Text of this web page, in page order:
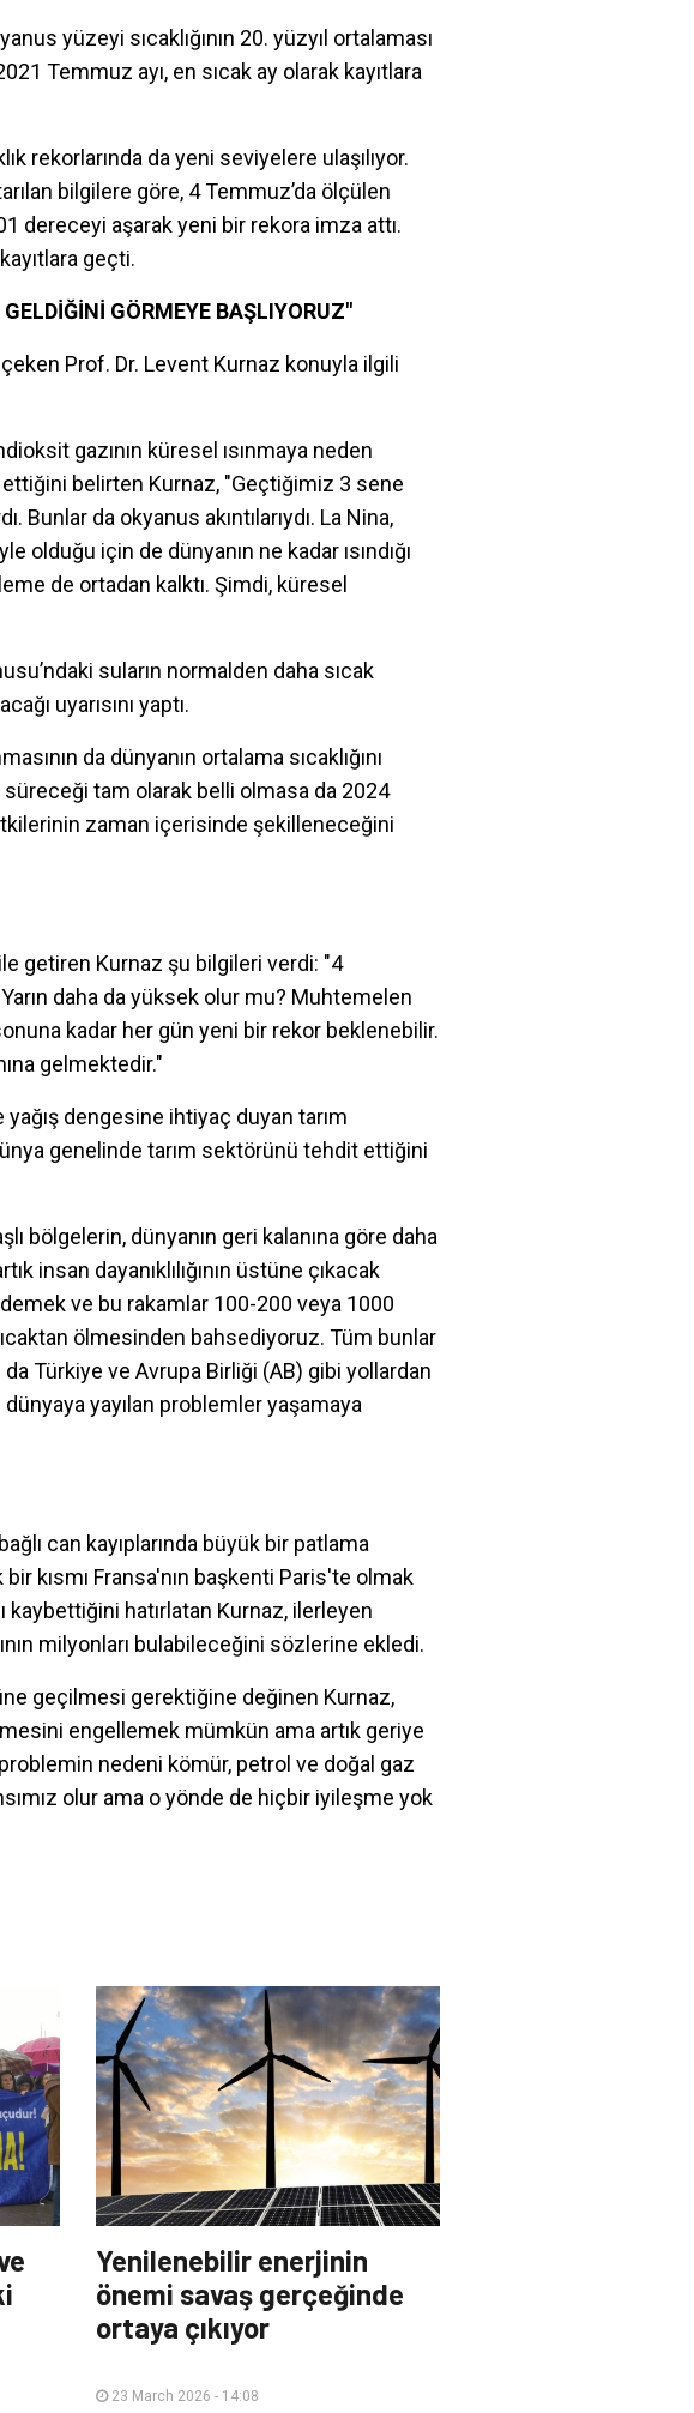
yüzeyi sıcaklığının 20. yüzyıl ortalaması
Temmuz ayı, en sıcak ay olarak kayıtlara
rekorlarında da yeni seviyelere ulaşılıyor.
bilgilere göre, 4 Temmuz’da ölçülen
dereceyi aşarak yeni bir rekora imza attı.
geçti.
GÖRMEYE BAŞLIYORUZ"
çeken Prof. Dr. Levent Kurnaz konuyla ilgili
gazının küresel ısınmaya neden
belirten Kurnaz, "Geçtiğimiz 3 sene
Bunlar da okyanus akıntılarıydı. La Nina,
olduğu için de dünyanın ne kadar ısındığı
de ortadan kalktı. Şimdi, küresel
suların normalden daha sıcak
uyarısını yaptı.
da dünyanın ortalama sıcaklığını
tam olarak belli olmasa da 2024
zaman içerisinde şekilleneceğini
getiren Kurnaz şu bilgileri verdi: "4
daha da yüksek olur mu? Muhtemelen
kadar her gün yeni bir rekor beklenebilir.
gelmektedir."
yağış dengesine ihtiyaç duyan tarım
genelinde tarım sektörünü tehdit ettiğini
bölgelerin, dünyanın geri kalanına göre daha
insan dayanıklılığının üstüne çıkacak
ve bu rakamlar 100-200 veya 1000
ölmesinden bahsediyoruz. Tüm bunlar
Türkiye ve Avrupa Birliği (AB) gibi yollardan
yayılan problemler yaşamaya
can kayıplarında büyük bir patlama
kısmı Fransa'nın başkenti Paris'te olmak
kaybettiğini hatırlatan Kurnaz, ilerleyen
milyonları bulabileceğini sözlerine ekledi.
geçilmesi gerektiğine değinen Kurnaz,
engellemek mümkün ama artık geriye
nedeni kömür, petrol ve doğal gaz
olur ama o yönde de hiçbir iyileşme yok
Yenilenebilir enerjinin
önemi savaş gerçeğinde
ortaya çıkıyor
23 March 2026 - 14:08